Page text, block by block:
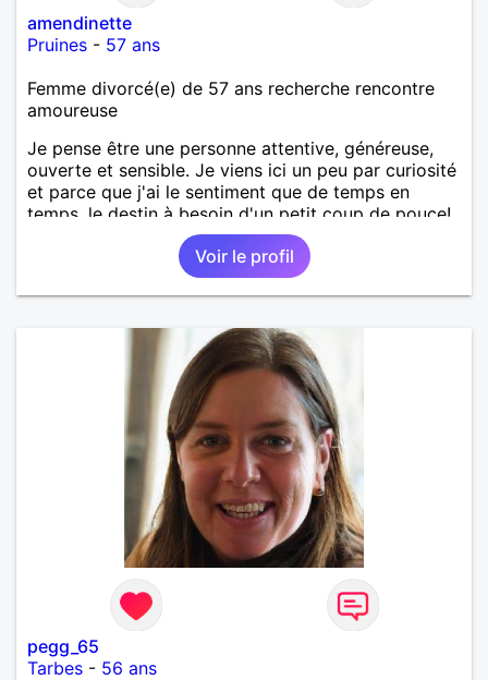
amendinette
Pruines - 57 ans
Femme divorcé(e) de 57 ans recherche rencontre
amoureuse
Je pense être une personne attentive, généreuse,
ouverte et sensible. Je viens ici un peu par curiosité
et parce que j'ai le sentiment que de temps en
temps, le destin à besoin d'un petit coup de pouce!
Voir le profil
pegg_65
Tarbes - 56 ans